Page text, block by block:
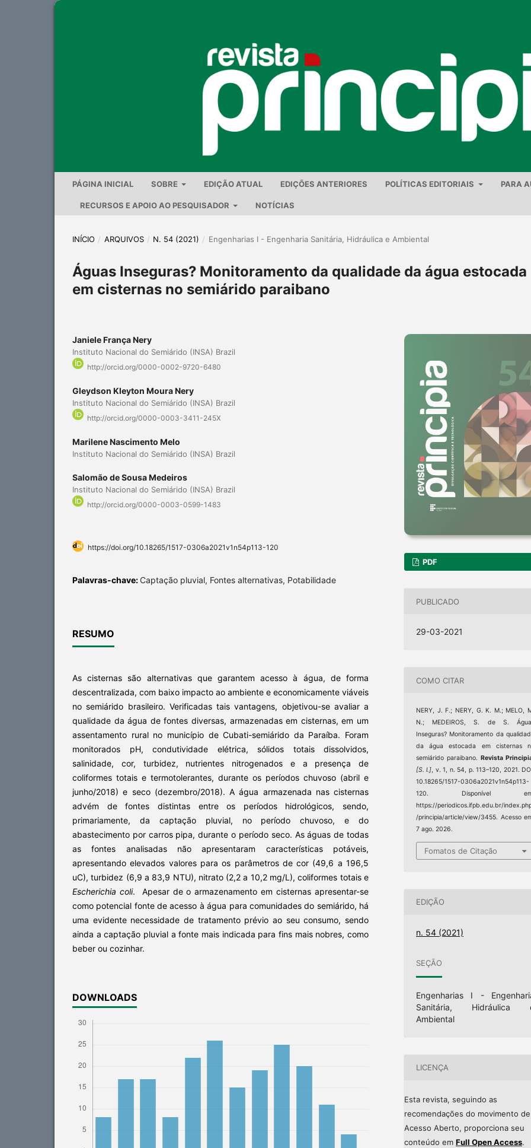
PÁGINA INICIAL SOBRE EDIÇÃO ATUAL EDIÇÕES ANTERIORES POLÍTICAS EDITORIAIS PARA
RECURSOS E APOIO AO PESQUISADOR NOTÍCIAS
INÍCIO / ARQUIVOS / N. 54 (2021) / Engenharias I - Engenharia Sanitária, Hidráulica e Ambiental
Águas Inseguras? Monitoramento da qualidade da água estocada
em cisternas no semiárido paraibano
Janiele França Nery
Instituto Nacional do Semiárido (INSA) Brazil
http://orcid.org/0000-0002-9720-6480
Gleydson Kleyton Moura Nery
Instituto Nacional do Semiárido (INSA) Brazil
http://orcid.org/0000-0003-3411-245X
Marilene Nascimento Melo
Instituto Nacional do Semiárido (INSA) Brazil
Salomão de Sousa Medeiros
Instituto Nacional do Semiárido (INSA) Brazil
http://orcid.org/0000-0003-0599-1483
https://doi.org/10.18265/1517-0306a2021v1n54p113-120
Palavras-chave: Captação pluvial, Fontes alternativas, Potabilidade
RESUMO
As cisternas são alternativas que garantem acesso à água, de forma
descentralizada, com baixo impacto ao ambiente e economicamente viáveis
no semiárido brasileiro. Verificadas tais vantagens, objetivou-se avaliar a
qualidade da água de fontes diversas, armazenadas em cisternas, em um
assentamento rural no município de Cubati-semiárido da Paraíba. Foram
monitorados pH, condutividade elétrica, sólidos totais dissolvidos,
salinidade, cor, turbidez, nutrientes nitrogenados e a presença de
coliformes totais e termotolerantes, durante os períodos chuvoso (abril e
junho/2018) e seco (dezembro/2018). A água armazenada nas cisternas
advém de fontes distintas entre os períodos hidrológicos, sendo,
primariamente, da captação pluvial, no período chuvoso, e do
abastecimento por carros pipa, durante o período seco. As águas de todas
as fontes analisadas não apresentaram características potáveis,
apresentando elevados valores para os parâmetros de cor (49,6 a 196,5
uC), turbidez (6,9 a 83,9 NTU), nitrato (2,2 a 10,2 mg/L), coliformes totais e
Escherichia coli. Apesar de o armazenamento em cisternas apresentar-se
como potencial fonte de acesso à água para comunidades do semiárido, há
uma evidente necessidade de tratamento prévio ao seu consumo, sendo
ainda a captação pluvial a fonte mais indicada para fins mais nobres, como
beber ou cozinhar.
DOWNLOADS
PDF
PUBLICADO
29-03-2021
COMO CITAR
NERY, J. F.; NERY, G. K. M.; MELO,
N.; MEDEIROS, S. de S.
Inseguras? Monitoramento da
da água estocada em cisternas
semiárido paraibano. Revista
[S. l.], v. 1, n. 54, p. 113–120, 2021.
10.18265/1517-0306a2021v1n54p113-
120. Disponível
https://periodicos.ifpb.edu.br/
/principia/article/view/3455. Acesso
7 ago. 2026.
Fomatos de Citação
EDIÇÃO
n. 54 (2021)
SEÇÃO
Engenharias I -
Sanitária, Hidráulica
Ambiental
LICENÇA
Esta revista, seguindo as
recomendações do movimento de
Acesso Aberto, proporciona seu
conteúdo em Full Open Access.